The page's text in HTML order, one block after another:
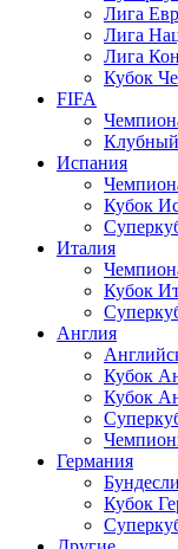
Лига
Лига
Лига
Кубок
FIFA
Испания
Кубок
Италия
Кубок
Англия
Кубок
Кубок
Германия
Кубок